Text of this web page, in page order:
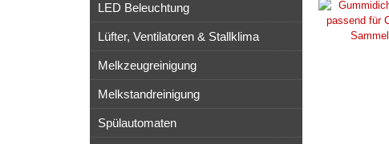
LED Beleuchtung
Lüfter, Ventilatoren & Stallklima
Melkzeugreinigung
Melkstandreinigung
Spülautomaten